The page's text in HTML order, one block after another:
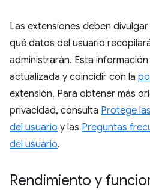
Las extensiones deben divulgar
qué datos del usuario
administrarán. Esta
actualizada y coincidir con la
extensión. Para obtener más
privacidad, consulta Protege
del usuario y las Preguntas
del usuario.
Rendimiento y